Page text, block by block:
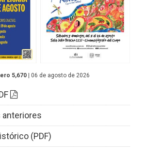
5,670 | 06 de agosto de 2026
(PDF)